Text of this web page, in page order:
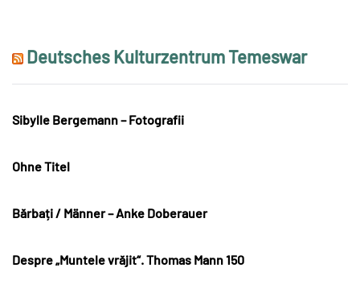
Deutsches Kulturzentrum Temeswar
Sibylle Bergemann – Fotografii
Ohne Titel
Bărbați / Männer – Anke Doberauer
Despre „Muntele vrăjit“. Thomas Mann 150